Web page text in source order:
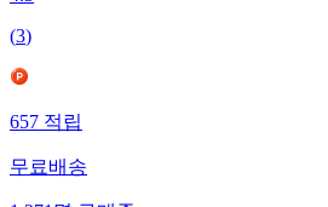
(3)
657적립
무료배송